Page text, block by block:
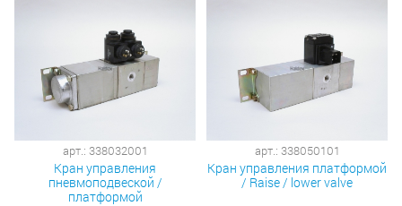
арт.: 338032001
Кран управления
пневмоподвеской /
платформой
арт.: 338050101
Кран управления платформой
/ Raise / lower valve